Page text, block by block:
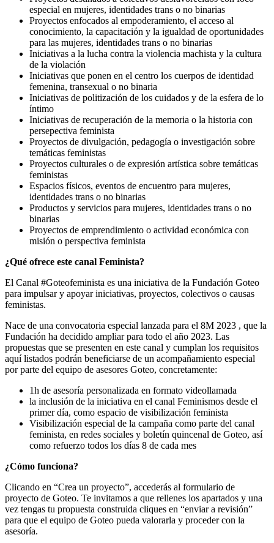
especial en mujeres, identidades trans o no binarias
Proyectos enfocados al empoderamiento, el acceso al
conocimiento, la capacitación y la igualdad de oportunidades
para las mujeres, identidades trans o no binarias
Iniciativas a la lucha contra la violencia machista y la cultura
de la violación
Iniciativas que ponen en el centro los cuerpos de identidad
femenina, transexual o no binaria
Iniciativas de politización de los cuidados y de la esfera de lo
íntimo
Iniciativas de recuperación de la memoria o la historia con
persepectiva feminista
Proyectos de divulgación, pedagogía o investigación sobre
temáticas feministas
Proyectos culturales o de expresión artística sobre temáticas
feministas
Espacios físicos, eventos de encuentro para mujeres,
identidades trans o no binarias
Productos y servicios para mujeres, identidades trans o no
binarias
Proyectos de emprendimiento o actividad económica con
misión o perspectiva feminista
¿Qué ofrece este canal Feminista?
El Canal #Goteofeminista es una iniciativa de la Fundación Goteo
para impulsar y apoyar iniciativas, proyectos, colectivos o causas
feministas.
Nace de una convocatoria especial lanzada para el 8M 2023 , que la
Fundación ha decidido ampliar para todo el año 2023. Las
propuestas que se presenten en este canal y cumplan los requisitos
aquí listados podrán beneficiarse de un acompañamiento especial
por parte del equipo de asesores Goteo, concretamente:
1h de asesoría personalizada en formato videollamada
la inclusión de la iniciativa en el canal Feminismos desde el
primer día, como espacio de visibilización feminista
Visibilización especial de la campaña como parte del canal
feminista, en redes sociales y boletín quincenal de Goteo, así
como refuerzo todos los días 8 de cada mes
¿Cómo funciona?
Clicando en “Crea un proyecto”, accederás al formulario de
proyecto de Goteo. Te invitamos a que rellenes los apartados y una
vez tengas tu propuesta construida cliques en “enviar a revisión”
para que el equipo de Goteo pueda valorarla y proceder con la
asesoría.